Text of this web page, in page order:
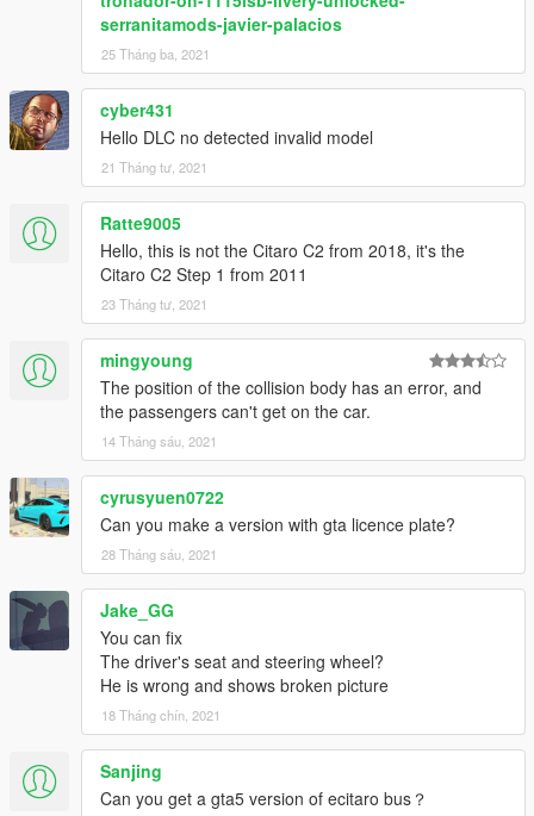
serranitamods-javier-palacios
25 Tháng ba, 2021
cyber431
Hello DLC no detected invalid model
21 Tháng tư, 2021
Ratte9005
Hello, this is not the Citaro C2 from 2018, it's the
Citaro C2 Step 1 from 2011
23 Tháng tư, 2021
mingyoung
The position of the collision body has an error, and
the passengers can't get on the car.
14 Tháng sáu, 2021
cyrusyuen0722
Can you make a version with gta licence plate?
28 Tháng sáu, 2021
Jake_GG
You can fix
The driver's seat and steering wheel?
He is wrong and shows broken picture
18 Tháng chín, 2021
Sanjing
Can you get a gta5 version of ecitaro bus？